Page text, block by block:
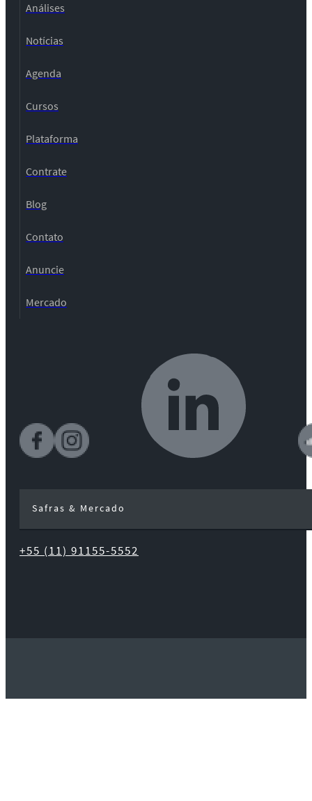
Análises
Notícias
Agenda
Cursos
Plataforma
Contrate
Blog
Contato
Anuncie
Mercado
Safras & Mercado
+55 (11) 91155-5552